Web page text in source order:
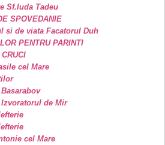
Sf.Iuda Tadeu
SPOVEDANIE
si de viata Facatorul Duh
PENTRU PARINTI
cel Mare
de Mir
cel Mare